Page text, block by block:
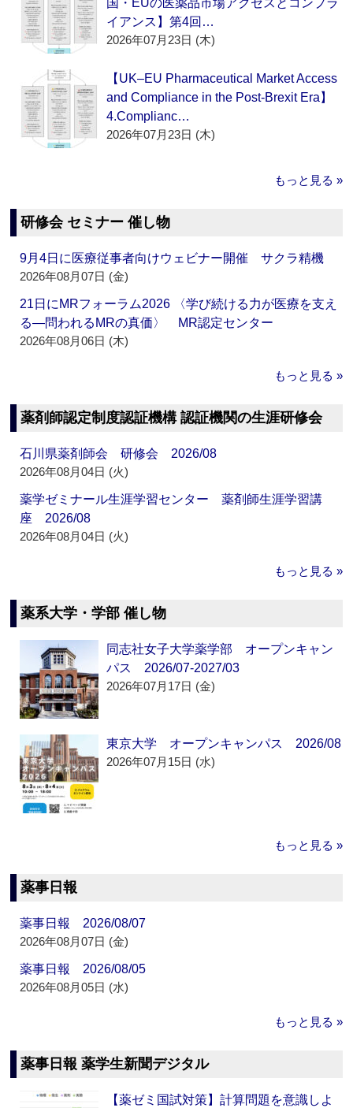
国・EUの医薬品市場アクセスとコンプラ
イアンス】第4回…
2026年07月23日 (木)
【UK–EU Pharmaceutical Market Access
and Compliance in the Post-Brexit Era】
4.Complianc…
2026年07月23日 (木)
もっと見る »
研修会 セミナー 催し物
9月4日に医療従事者向けウェビナー開催 サクラ精機
2026年08月07日 (金)
21日にMRフォーラム2026 〈学び続ける力が医療を支え
る―問われるMRの真価〉 MR認定センター
2026年08月06日 (木)
もっと見る »
薬剤師認定制度認証機構 認証機関の生涯研修会
石川県薬剤師会 研修会 2026/08
2026年08月04日 (火)
薬学ゼミナール生涯学習センター 薬剤師生涯学習講
座 2026/08
2026年08月04日 (火)
もっと見る »
薬系大学・学部 催し物
同志社女子大学薬学部 オープンキャン
パス 2026/07-2027/03
2026年07月17日 (金)
東京大学 オープンキャンパス 2026/08
2026年07月15日 (水)
もっと見る »
薬事日報
薬事日報 2026/08/07
2026年08月07日 (金)
薬事日報 2026/08/05
2026年08月05日 (水)
もっと見る »
薬事日報 薬学生新聞デジタル
【薬ゼミ国試対策】計算問題を意識しよ